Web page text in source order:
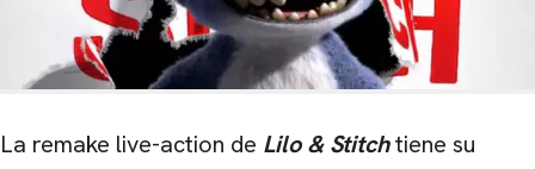
La remake live-action de Lilo & Stitchtiene su